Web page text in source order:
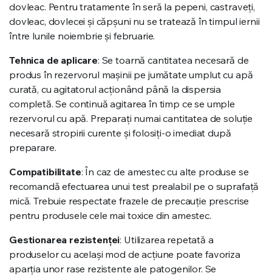
dovleac. Pentru tratamente în seră la pepeni, castraveţi,
dovleac, dovlecei și căpșuni nu se tratează în timpul iernii
între lunile noiembrie și februarie.
Tehnica de aplicare: Se toarnă cantitatea necesară de
produs în rezervorul maşinii pe jumătate umplut cu apă
curată, cu agitatorul acţionând până la dispersia
completă. Se continuă agitarea în timp ce se umple
rezervorul cu apă. Preparaţi numai cantitatea de soluţie
necesară stropirii curente şi folosiţi-o imediat după
preparare.
Compatibilitate: În caz de amestec cu alte produse se
recomandă efectuarea unui test prealabil pe o suprafaţă
mică. Trebuie respectate frazele de precauție prescrise
pentru produsele cele mai toxice din amestec.
Gestionarea rezistenței: Utilizarea repetată a
produselor cu același mod de acțiune poate favoriza
aparția unor rase rezistente ale patogenilor. Se